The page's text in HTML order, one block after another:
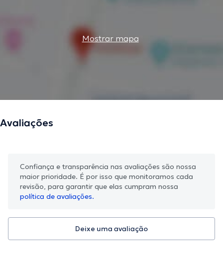
Mostrar mapa
Avaliações
Confiança e transparência nas avaliações são nossa
maior prioridade. É por isso que monitoramos cada
revisão, para garantir que elas cumpram nossa
política de avaliações.
Deixe uma avaliação